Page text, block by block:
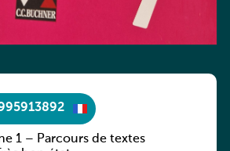
1 – Parcours de textes